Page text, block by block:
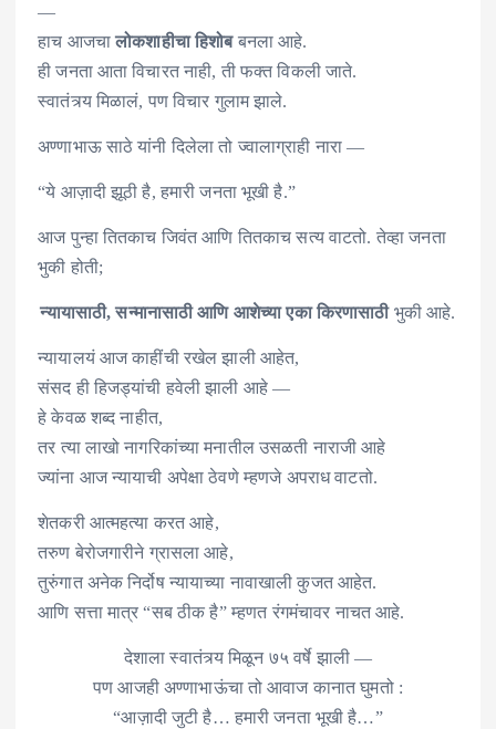
—
हाच आजचालोकशाहीचा हिशोब बनला आहे.
ही जनता आता विचारत नाही, ती फक्त विकली जाते.
स्वातंत्र्य मिळालं, पण विचार गुलाम झाले.
अण्णाभाऊ साठे यांनी दिलेला तो ज्वालाग्राही नारा —
“ये आज़ादी झूठी है, हमारी जनता भूखी है.”
आज पुन्हा तितकाच जिवंत आणि तितकाच सत्य वाटतो. तेव्हा जनता
भुकी होती;
न्यायासाठी, सन्मानासाठी आणि आशेच्या एका किरणासाठी भुकी आहे.
न्यायालयं आज काहींची रखेल झाली आहेत,
संसद ही हिजड्यांची हवेली झाली आहे —
हे केवळ शब्द नाहीत,
तर त्या लाखो नागरिकांच्या मनातील उसळती नाराजी आहे
ज्यांना आज न्यायाची अपेक्षा ठेवणे म्हणजे अपराध वाटतो.
शेतकरी आत्महत्या करत आहे,
तरुण बेरोजगारीने ग्रासला आहे,
तुरुंगात अनेक निर्दोष न्यायाच्या नावाखाली कुजत आहेत.
आणि सत्ता मात्र “सब ठीक है” म्हणत रंगमंचावर नाचत आहे.
देशाला स्वातंत्र्य मिळून ७५ वर्षे झाली —
पण आजही अण्णाभाऊंचा तो आवाज कानात घुमतो :
“आज़ादी जुटी है… हमारी जनता भूखी है…”